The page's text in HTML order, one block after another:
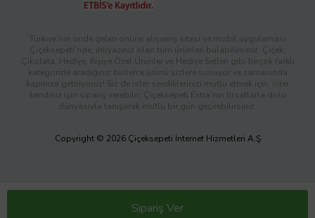
Sipariş Ver
Türkiye’nin önde gelen online alışveriş sitesi ve mobil uygulaması
Çiçeksepeti’nde, ihtiyacınız olan tüm ürünleri bulabilirsiniz. Çiçek,
Çikolata, Hediye, Kişiye Özel Ürünler ve Hediye Setleri gibi birçok farklı
kategoride aradığınız binlerce ürünü sizlere sunuyor ve zamanında
kapınıza getiriyoruz! Siz de ister sevdiklerinizi mutlu etmek için, ister
kendiniz için sipariş verebilir; Çiçeksepeti Extra’nın fırsatlarla dolu
dünyasıyla tanışarak mutlu bir gün geçirebilirsiniz.
Copyright © 2026 Çiçeksepeti İnternet Hizmetleri A.Ş